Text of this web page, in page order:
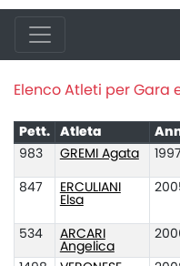
Elenco Atleti per Gara
Pett. Atleta
983
GREMI Agata 1997
847
ERCULIANI
Elsa
534
ARCARI
Angelica